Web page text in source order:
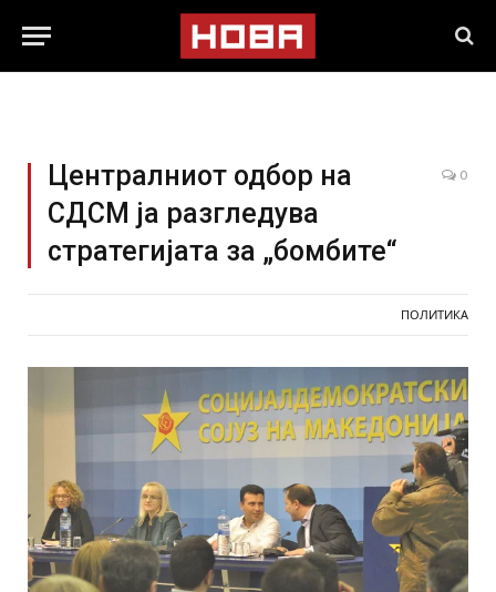
Централниот одбор на
СДСМ ја разгледува
стратегијата за „бомбите“
0
ПОЛИТИКА